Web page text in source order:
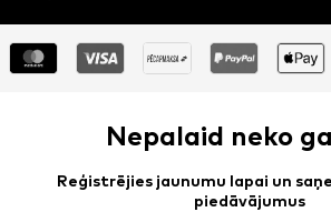
Nepalaid neko
Reģistrējies jaunumu lapai un
piedāvājumus